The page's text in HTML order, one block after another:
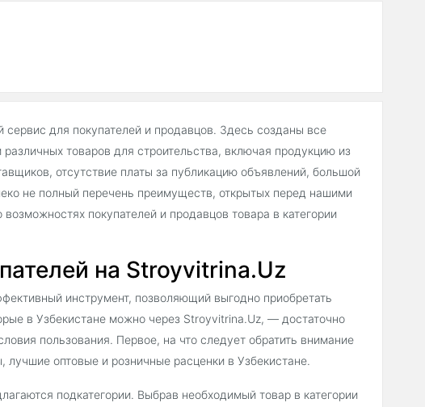
для покупателей и продавцов. Здесь созданы все
товаров для строительства, включая продукцию из
отсутствие платы за публикацию объявлений, большой
не полный перечень преимуществ, открытых перед нашими
покупателей и продавцов товара в категории
на Stroyvitrina.Uz
инструмент, позволяющий выгодно приобретать
в Узбекистане можно через Stroyvitrina.Uz, — достаточно
пользования. Первое, на что следует обратить внимание
оптовые и розничные расценки в Узбекистане.
подкатегории. Выбрав необходимый товар в категории